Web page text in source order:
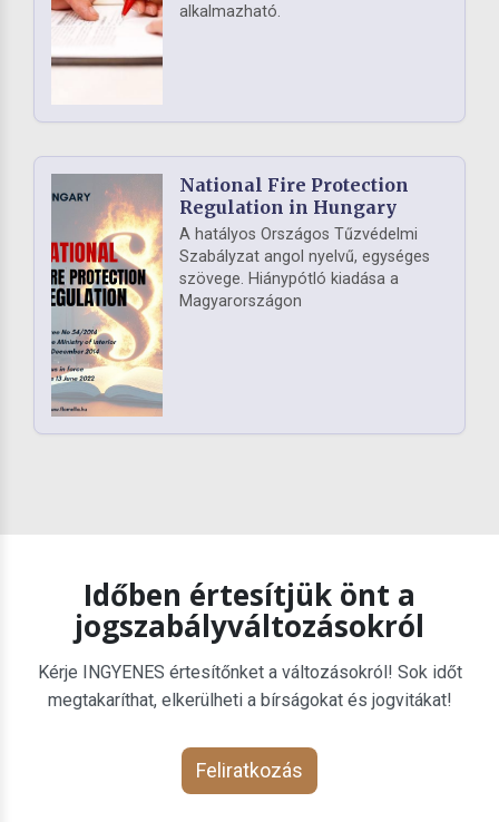
alkalmazható.
National Fire Protection
Regulation in Hungary
A hatályos Országos Tűzvédelmi
Szabályzat angol nyelvű, egységes
szövege. Hiánypótló kiadása a
Magyarországon
Időben értesítjük önt a
jogszabályváltozásokról
Kérje INGYENES értesítőnket a változásokról! Sok időt
megtakaríthat, elkerülheti a bírságokat és jogvitákat!
Feliratkozás